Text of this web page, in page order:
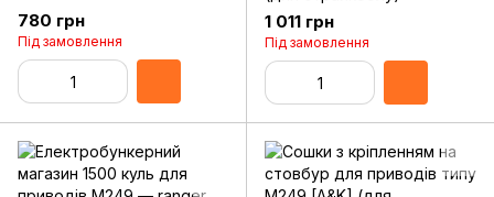
780 грн
Під замовлення
1 011 грн
Під замовлення